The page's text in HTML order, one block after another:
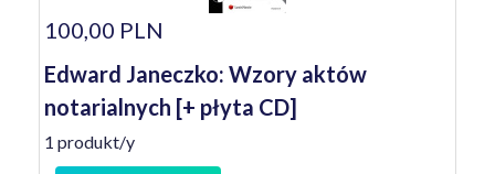
100,00 PLN
Edward Janeczko: Wzory aktów
notarialnych [+ płyta CD]
1 produkt/y